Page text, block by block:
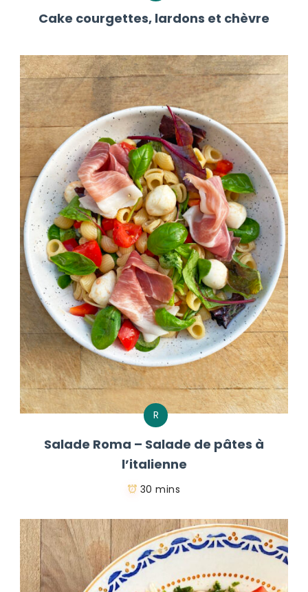
Cake courgettes, lardons et chèvre
R
Salade Roma – Salade de pâtes à
l’italienne
30 mins